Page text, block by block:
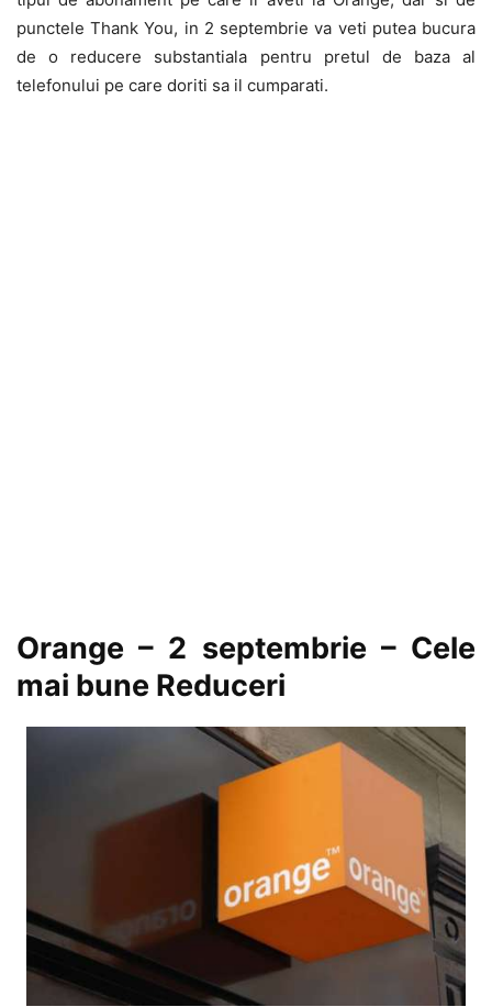
punctele Thank You, in 2 septembrie va veti putea bucura
de o reducere substantiala pentru pretul de baza al
telefonului pe care doriti sa il cumparati.
Orange – 2 septembrie – Cele
mai bune Reduceri